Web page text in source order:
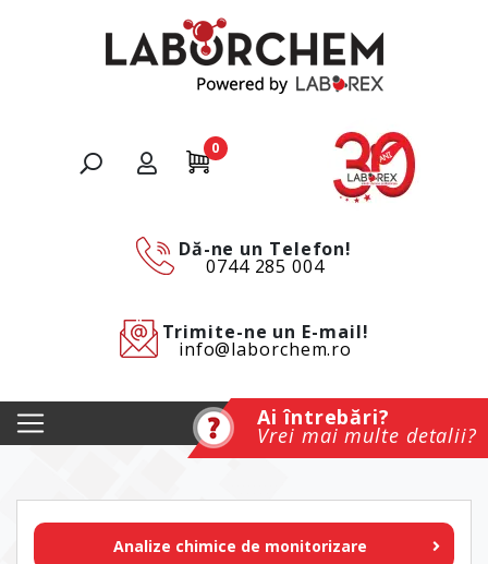
Dă-ne un Telefon!
0744 285 004
Trimite-ne un E-mail!
info@laborchem.ro
0
Ai întrebări?
Vrei mai multe detalii?
Analize chimice de monitorizare